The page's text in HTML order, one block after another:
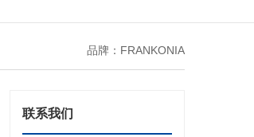
品牌：FRANKONIA
联系我们